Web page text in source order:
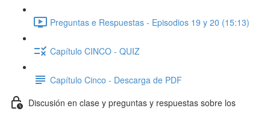
Preguntas e Respuestas - Episodios 19 y 20 (15:13)
Capítulo CINCO - QUIZ
Capítulo Cinco - Descarga de PDF
Discusión en clase y preguntas y respuestas sobre los